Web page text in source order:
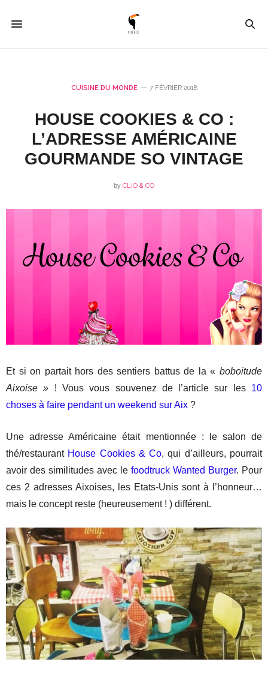
CUISINE DU MONDE 7 FÉVRIER 2018
HOUSE COOKIES & CO :
L’ADRESSE AMÉRICAINE
GOURMANDE SO VINTAGE
by CLIO & CO
Et si on partait hors des sentiers battus de la « boboitude
Aixoise » ! Vous vous souvenez de l’article sur les 10
choses à faire pendant un weekend sur Aix ?
Une adresse Américaine était mentionnée : le salon de
thé/restaurant House Cookies & Co, qui d’ailleurs, pourrait
avoir des similitudes avec le foodtruck Wanted Burger. Pour
ces 2 adresses Aixoises, les Etats-Unis sont à l’honneur…
mais le concept reste (heureusement ! ) différent.